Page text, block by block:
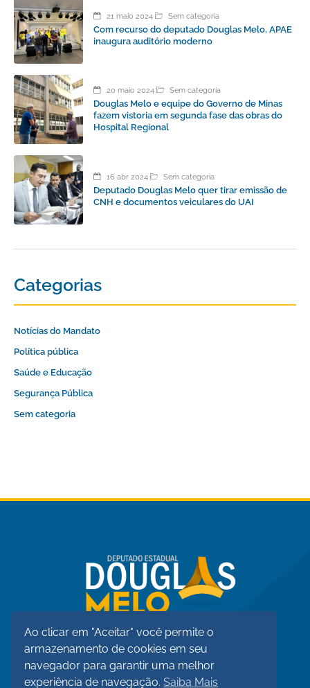
21 maio 2024 Sem categoria
Com recurso do deputado Douglas Melo, APAE
inaugura auditório moderno
20 maio 2024 Sem categoria
Douglas Melo e equipe do Governo de Minas
fazem vistoria em segunda fase das obras do
Hospital Regional
16 abr 2024 Sem categoria
Deputado Douglas Melo quer tirar emissão de
CNH e documentos veiculares do UAI
Categorias
Notícias do Mandato
Política pública
Saúde e Educação
Segurança Pública
Sem categoria
Ao clicar em "Aceitar" você permite o
armazenamento de cookies em seu
navegador para garantir uma melhor
experiência de navegação.Saiba Mais